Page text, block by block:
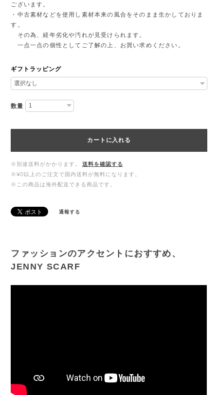
ございます。
・中古素材などを使用し素材本来の風合をそのまま生かしておりま
す。
その為、経年劣化や汚れが見受けられます。
一点一点の個性としてご了解の上、お買い求めください。
ギフトラッピング
数量
カートに入れる
※別途送料がかかります。
送料を確認する
※¥0以上のご注文で国内送料が無料になります。
※この商品は海外配送できる商品です。
通報する
ファッションのアクセントにおすすめ、
JENNY SCARF